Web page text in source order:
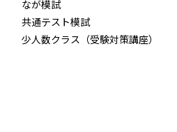
なが模試
共通テスト模試
少人数クラス（受験対策講座）